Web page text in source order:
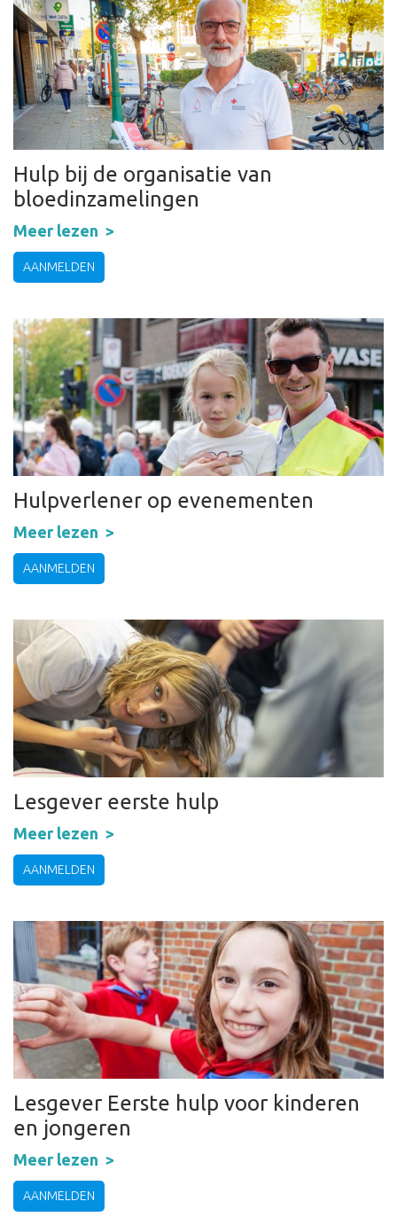
Hulp bij de organisatie van
bloedinzamelingen
Meer lezen
AANMELDEN
Hulpverlener op evenementen
Meer lezen
AANMELDEN
Lesgever eerste hulp
Meer lezen
AANMELDEN
Lesgever Eerste hulp voor kinderen
en jongeren
Meer lezen
AANMELDEN